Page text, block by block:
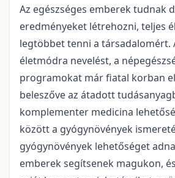
Az egészséges emberek tudnak
eredményeket létrehozni, teljes
legtöbbet tenni a társadalomért.
életmódra nevelést, a
programokat már fiatal korban
beleszőve az átadott
komplementer medicina
között a gyógynövények
gyógynövények lehetőséget
emberek segítsenek magukon,